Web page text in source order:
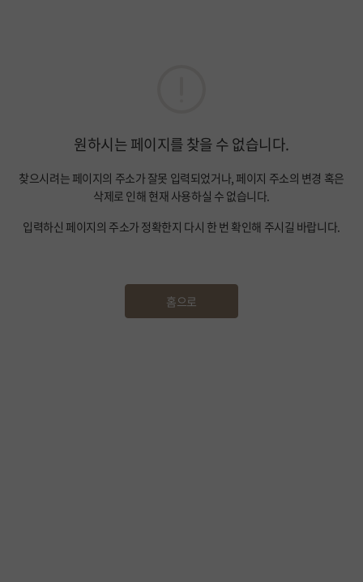
원하시는 페이지를 찾을 수 없습니다.
찾으시려는 페이지의 주소가 잘못 입력되었거나, 페이지 주소의 변경 혹은
삭제로 인해 현재 사용하실 수 없습니다.
입력하신 페이지의 주소가 정확한지 다시 한 번 확인해 주시길 바랍니다.
홈으로